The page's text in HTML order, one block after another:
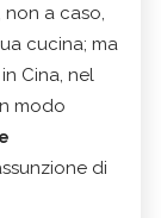
a caso,
cucina; ma
Cina, nel
modo
di